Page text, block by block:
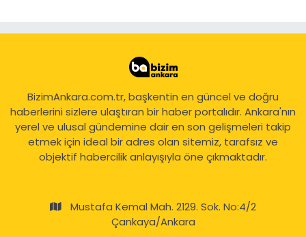
BizimAnkara.com.tr, başkentin en güncel ve doğru
haberlerini sizlere ulaştıran bir haber portalıdır. Ankara'nın
yerel ve ulusal gündemine dair en son gelişmeleri takip
etmek için ideal bir adres olan sitemiz, tarafsız ve
objektif habercilik anlayışıyla öne çıkmaktadır.
Mustafa Kemal Mah. 2129. Sok. No:4/2
Çankaya/Ankara